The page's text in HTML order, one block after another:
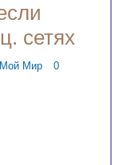
сетях
Мир
0